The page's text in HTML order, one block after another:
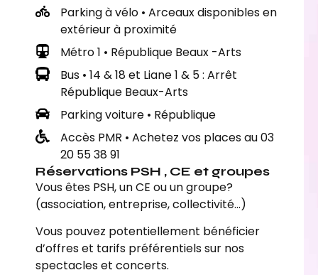
Parking à vélo • Arceaux disponibles en
extérieur à proximité
Métro 1 • République Beaux -Arts
Bus • 14 & 18 et Liane 1 & 5 : Arrêt
République Beaux-Arts
Parking voiture • République
Accès PMR • Achetez vos places au 03
20 55 38 91
Réservations PSH , CE et groupes
Vous êtes PSH, un CE ou un groupe?
(association, entreprise, collectivité…)
Vous pouvez potentiellement bénéficier
d’offres et tarifs préférentiels sur nos
spectacles et concerts.